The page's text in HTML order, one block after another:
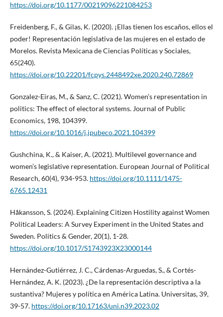
https://doi.org/10.1177/00219096221084253
Freidenberg, F., & Gilas, K. (2020). ¡Ellas tienen los escaños, ellos el
poder! Representación legislativa de las mujeres en el estado de
Morelos. Revista Mexicana de Ciencias Políticas y Sociales,
65(240).
https://doi.org/10.22201/fcpys.2448492xe.2020.240.72869
Gonzalez-Eiras, M., & Sanz, C. (2021). Women’s representation in
politics: The effect of electoral systems. Journal of Public
Economics, 198, 104399.
https://doi.org/10.1016/j.jpubeco.2021.104399
Gushchina, K., & Kaiser, A. (2021). Multilevel governance and
women’s legislative representation. European Journal of Political
Research, 60(4), 934-953. https://doi.org/10.1111/1475-
6765.12431
Håkansson, S. (2024). Explaining Citizen Hostility against Women
Political Leaders: A Survey Experiment in the United States and
Sweden. Politics & Gender, 20(1), 1-28.
https://doi.org/10.1017/S1743923X23000144
Hernández-Gutiérrez, J. C., Cárdenas-Arguedas, S., & Cortés-
Hernández, A. K. (2023). ¿De la representación descriptiva a la
sustantiva? Mujeres y política en América Latina. Universitas, 39,
39-57. https://doi.org/10.17163/uni.n39.2023.02